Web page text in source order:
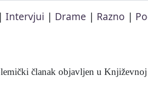
| Intervjui | Drame | Razno |
članak objavljen u